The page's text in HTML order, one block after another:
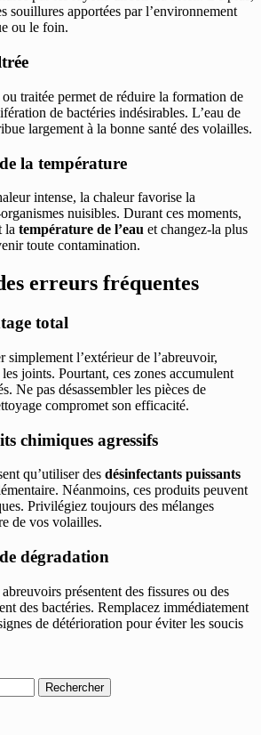
souillures apportées par l’environnement
ou le foin.
ou traitée permet de réduire la formation de
de bactéries indésirables. L’eau de
largement à la bonne santé des volailles.
la température
intense, la chaleur favorise la
nuisibles. Durant ces moments,
la température de l’eau et changez-la plus
toute contamination.
erreurs fréquentes
total
simplement l’extérieur de l’abreuvoir,
joints. Pourtant, ces zones accumulent
Ne pas désassembler les pièces de
compromet son efficacité.
chimiques agressifs
qu’utiliser des désinfectants puissants
Néanmoins, ces produits peuvent
Privilégiez toujours des mélanges
de vos volailles.
dégradation
présentent des fissures ou des
des bactéries. Remplacez immédiatement
de détérioration pour éviter les soucis